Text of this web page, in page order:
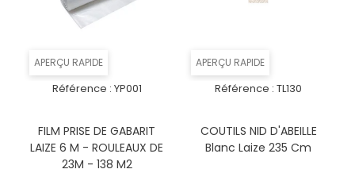
APERÇU RAPIDE
Référence : YP001
FILM PRISE DE GABARIT
LAIZE 6 M - ROULEAUX DE
23M - 138 M2
APERÇU RAPIDE
Référence : TL130
COUTILS NID D'ABEILLE
Blanc Laize 235 Cm